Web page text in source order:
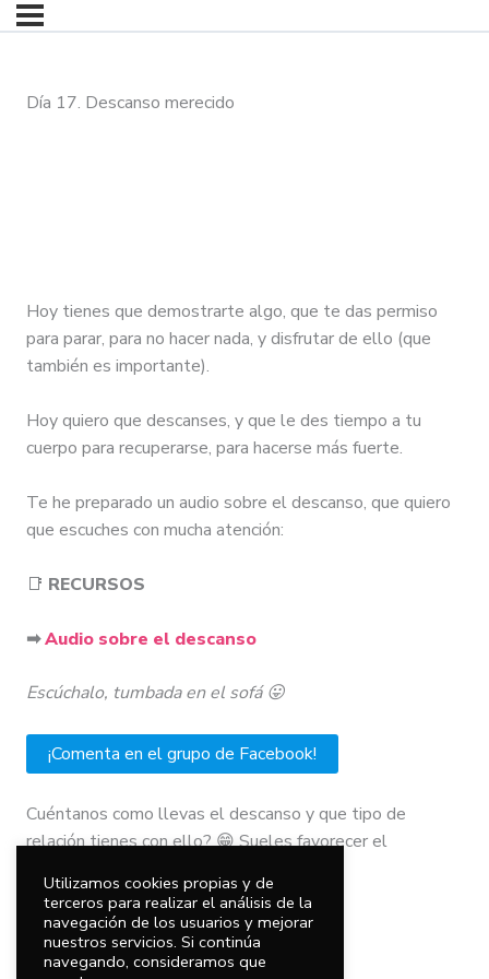
Día 17. Descanso merecido
Hoy tienes que demostrarte algo, que te das permiso
para parar, para no hacer nada, y disfrutar de ello (que
también es importante).
Hoy quiero que descanses, y que le des tiempo a tu
cuerpo para recuperarse, para hacerse más fuerte.
Te he preparado un audio sobre el descanso, que quiero
que escuches con mucha atención:
​📑 RECURSOS
➡Audio sobre el descanso
Escúchalo, tumbada en el sofá 😛
¡Comenta en el grupo de Facebook!
Cuéntanos como llevas el descanso y que tipo de
relación tienes con ello? 😁 Sueles favorecer el
Utilizamos cookies propias y de
terceros para realizar el análisis de la
navegación de los usuarios y mejorar
nuestros servicios. Si continúa
navegando, consideramos que